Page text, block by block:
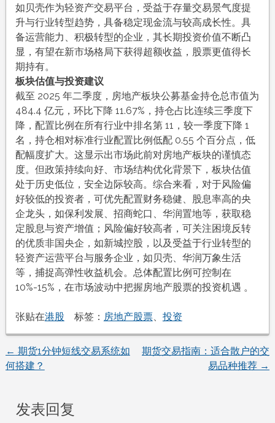
如贝壳作为轻资产交易平台，受益于存量交易景气度提
升与行业转型趋势，具备稳定现金流与较高成长性。具
备运营能力、积极转型的企业，其长期投资价值不断凸
显，有望在新市场格局下获得超额收益，股票更值得长
期持有。
板块估值与投资建议
截至 2025 年二季度，房地产板块公募基金持仓总市值为
484.4 亿元，环比下降 11.67%，持仓占比连续三季度下
降，配置比例在所有行业中排名第 11，较一季度下降 1
名，持仓相对标准行业配置比例低配 0.55 个百分点，低
配幅度扩大。这显示出市场此前对房地产板块的谨慎态
度。但政策持续向好、市场结构优化背景下，板块估值
处于历史低位，安全边际较高。综合来看，对于风险偏
好较低的投资者，可优先配置财务稳健、股息率高的央
企龙头，如保利发展、招商蛇口、华润置地等，获取稳
定股息与资产增值；风险偏好较高者，可关注困境反转
的优质非国央企，如新城控股，以及受益于行业转型的
轻资产运营平台与服务企业，如贝壳、华润万象生活
等，捕捉高弹性收益机会。总体配置比例可控制在
10%-15%，在市场波动中把握房地产股票的投资机遇 。
张贴在港股 标签： 房地产股票、 投资
文
导
← 期货1分钟短线交易系统如
何搭建？
期货交易指南：适合散户的交
易品种推荐 →
发表回复